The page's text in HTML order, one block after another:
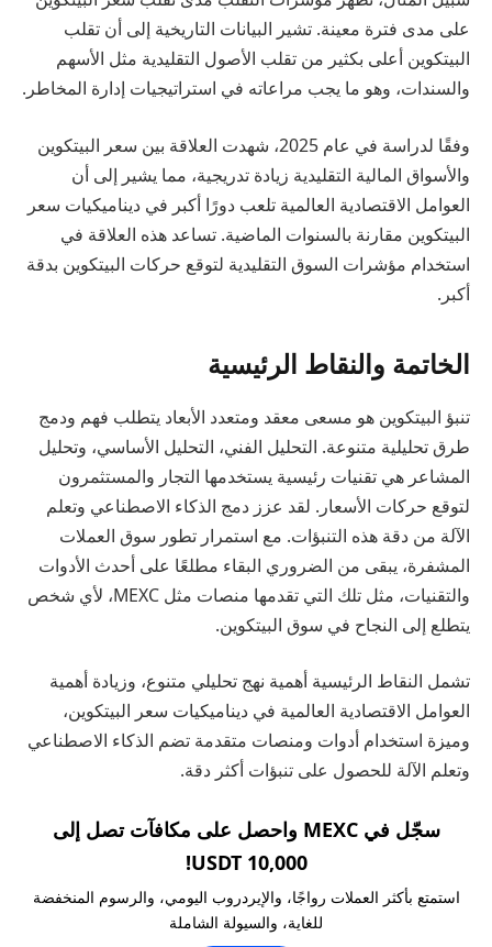
على مدى فترة معينة. تشير البيانات التاريخية إلى أن تقلب
البيتكوين أعلى بكثير من تقلب الأصول التقليدية مثل الأسهم
والسندات، وهو ما يجب مراعاته في استراتيجيات إدارة المخاطر.
وفقًا لدراسة في عام 2025، شهدت العلاقة بين سعر البيتكوين
والأسواق المالية التقليدية زيادة تدريجية، مما يشير إلى أن
العوامل الاقتصادية العالمية تلعب دورًا أكبر في ديناميكيات سعر
البيتكوين مقارنة بالسنوات الماضية. تساعد هذه العلاقة في
استخدام مؤشرات السوق التقليدية لتوقع حركات البيتكوين بدقة
أكبر.
الخاتمة والنقاط الرئيسية
تنبؤ البيتكوين هو مسعى معقد ومتعدد الأبعاد يتطلب فهم ودمج
طرق تحليلية متنوعة. التحليل الفني، التحليل الأساسي، وتحليل
المشاعر هي تقنيات رئيسية يستخدمها التجار والمستثمرون
لتوقع حركات الأسعار. لقد عزز دمج الذكاء الاصطناعي وتعلم
الآلة من دقة هذه التنبؤات. مع استمرار تطور سوق العملات
المشفرة، يبقى من الضروري البقاء مطلعًا على أحدث الأدوات
والتقنيات، مثل تلك التي تقدمها منصات مثل MEXC، لأي شخص
يتطلع إلى النجاح في سوق البيتكوين.
تشمل النقاط الرئيسية أهمية نهج تحليلي متنوع، وزيادة أهمية
العوامل الاقتصادية العالمية في ديناميكيات سعر البيتكوين،
وميزة استخدام أدوات ومنصات متقدمة تضم الذكاء الاصطناعي
وتعلم الآلة للحصول على تنبؤات أكثر دقة.
سجّل في MEXC واحصل على مكافآت تصل إلى
10,000 USDT!
استمتع بأكثر العملات رواجًا، والإيردروب اليومي، والرسوم المنخفضة
للغاية، والسيولة الشاملة